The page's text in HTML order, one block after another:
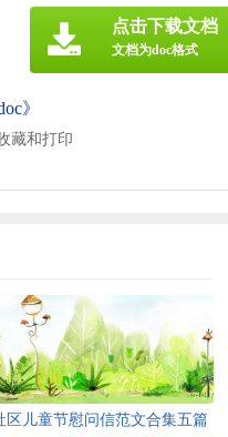
》
藏和打印
点击下载文档
文档为doc格式
区儿童节慰问信范文合集五篇